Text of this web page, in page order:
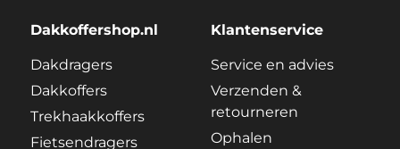
Dakkoffershop.nl
Dakdragers
Dakkoffers
Trekhaakkoffers
Fietsendragers
Klantenservice
Service en advies
Verzenden &
retourneren
Ophalen